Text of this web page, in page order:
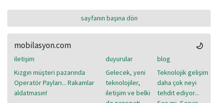
sayfanın başına dön
mobilasyon.com
iletişim duyurular
blog
Kızgın müşteri pazarında
Operatör Payları... Rakamlar
aldatmasın!
Gelecek, yeni
teknolojiler,
iletişim ve belki
Teknolojik gelişim
daha çok neyi
tehdit ediyor...